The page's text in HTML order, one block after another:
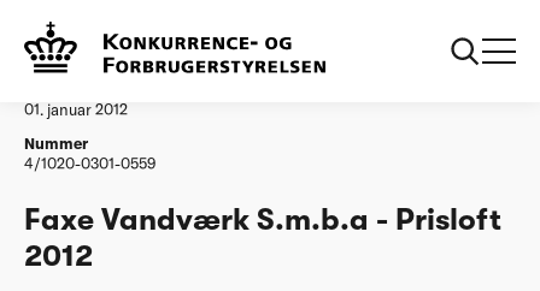
Vandtilsyn
01. januar 2012
Nummer
4/1020-0301-0559
Faxe Vandværk S.m.b.a - Prisloft
2012